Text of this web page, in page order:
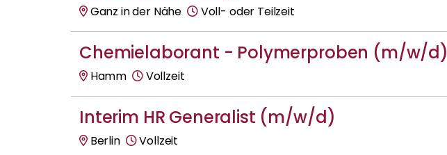
Ganz in der Nähe Voll- oder Teilzeit
Chemielaborant - Polymerproben (m/w/d)
Hamm Vollzeit
Interim HR Generalist (m/w/d)
Berlin Vollzeit